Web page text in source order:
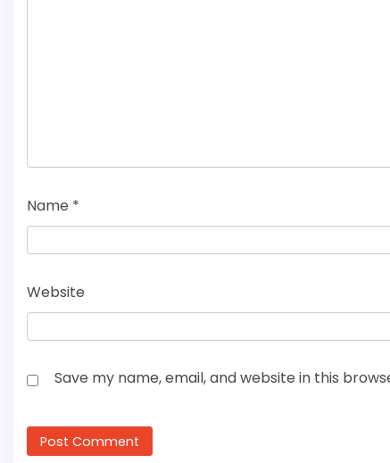
Name *
Website
Save my name, email, and website in this